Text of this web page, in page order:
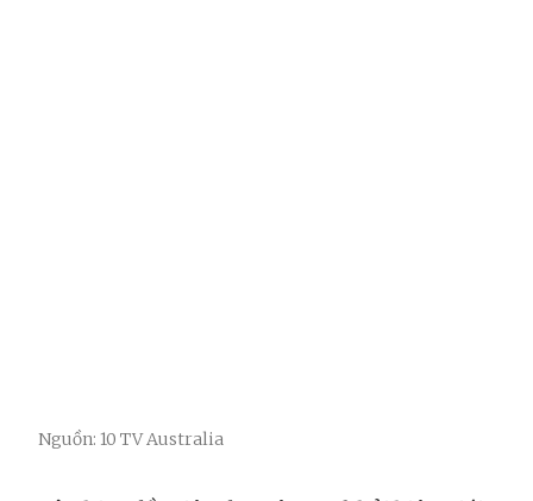
Nguồn: 10 TV Australia